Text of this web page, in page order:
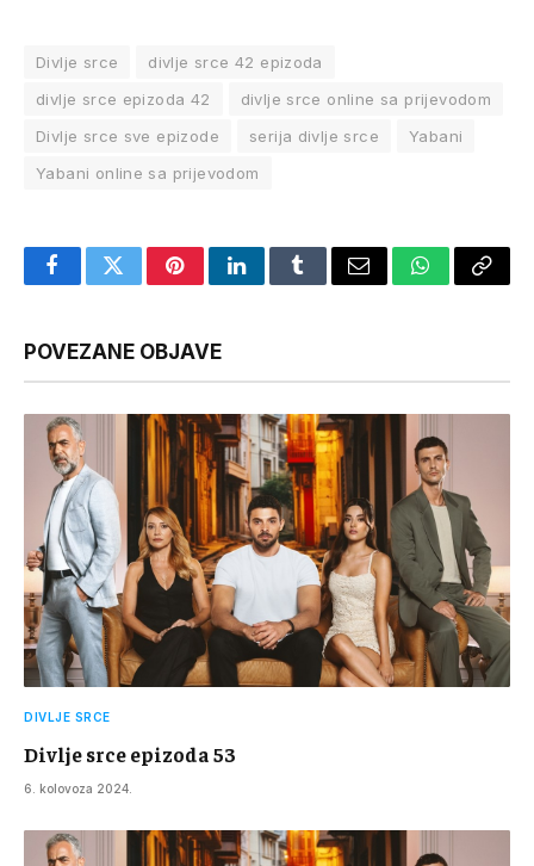
Divlje srce
divlje srce 42 epizoda
divlje srce epizoda 42
divlje srce online sa prijevodom
Divlje srce sve epizode
serija divlje srce
Yabani
Yabani online sa prijevodom
FacebookTwitterPinterestLinkedInTumblrEmail WhatsApp
Copy
POVEZANE OBJAVE
DIVLJE SRCE
Divlje srce epizoda 53
6. kolovoza 2024.